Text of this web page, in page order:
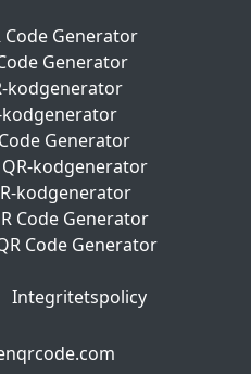
Code Generator
Generator
kodgenerator
kodgenerator
Generator
kodgenerator
kodgenerator
Code Generator
Code Generator
Integritetspolicy